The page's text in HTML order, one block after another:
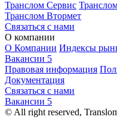
Транслом Сервис
Транслом Втормет
Связаться с нами
О компании
О Компании Индексы
Вакансии 5
Правовая информация
Документация
Связаться с нами
Вакансии 5
© All right reserved,